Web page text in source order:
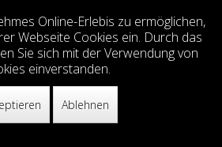
Online-Erlebis zu ermöglichen,
Webseite Cookies ein. Durch das
Sie sich mit der Verwendung von
einverstanden.
Ablehnen